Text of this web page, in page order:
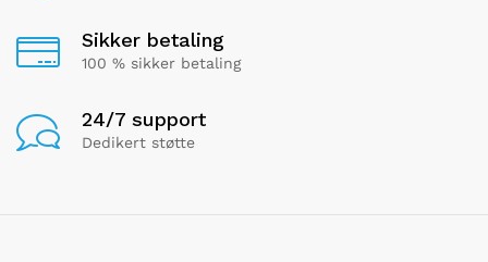
Sikker betaling
100 % sikker betaling
24/7 support
Dedikert støtte